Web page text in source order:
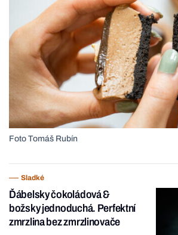
Foto Tomáš Rubín
Sladké
Ďábelsky čokoládová &
božsky jednoduchá. Perfektní
zmrzlina bez zmrzlinovače